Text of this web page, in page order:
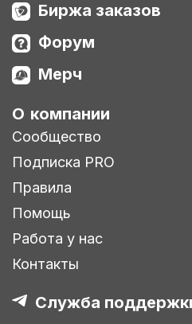
Биржа заказов
Форум
Мерч
О компании
Сообщество
Подписка PRO
Правила
Помощь
Работа у нас
Контакты
Служба